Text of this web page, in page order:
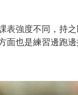
表強度不同，持
也是練習邊跑邊